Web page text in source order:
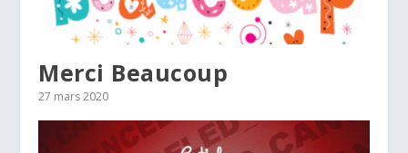
Merci Beaucoup
27 mars 2020